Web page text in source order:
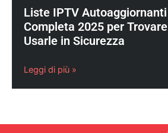
Liste IPTV
Completa 2025 per
Usarle in Sicurezza
Leggi di più »